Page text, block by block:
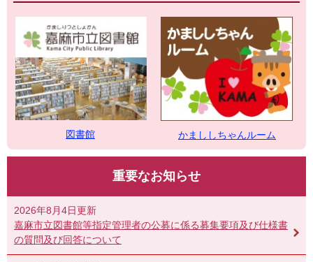
図書館 かまししちゃんルーム
重要なお知らせ
2026年8月4日更新
嘉麻市立図書館等指定管理者の公募に係る募集要項及び仕様書
の質問及び回答について